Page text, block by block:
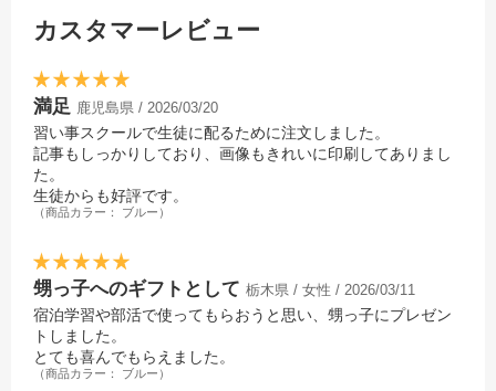
カスタマーレビュー
満足 鹿児島県 / 2026/03/20
習い事スクールで生徒に配るために注文しました。
記事もしっかりしており、画像もきれいに印刷してありまし
た。
生徒からも好評です。
（商品カラー： ブルー）
甥っ子へのギフトとして 栃木県 / 女性 / 2026/03/11
宿泊学習や部活で使ってもらおうと思い、甥っ子にプレゼン
トしました。
とても喜んでもらえました。
（商品カラー： ブルー）